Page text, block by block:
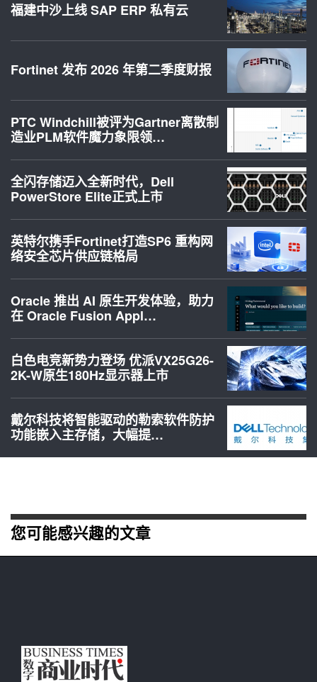
福建中沙上线 SAP ERP 私有云
Fortinet 发布 2026 年第二季度财报
PTC Windchill被评为Gartner离散制
造业PLM软件魔力象限领…
全闪存储迈入全新时代，Dell
PowerStore Elite正式上市
英特尔携手Fortinet打造SP6 重构网
络安全芯片供应链格局
Oracle 推出 AI 原生开发体验，助力
在 Oracle Fusion Appl…
白色电竞新势力登场 优派VX25G26-
2K-W原生180Hz显示器上市
戴尔科技将智能驱动的勒索软件防护
功能嵌入主存储，大幅提…
您可能感兴趣的文章